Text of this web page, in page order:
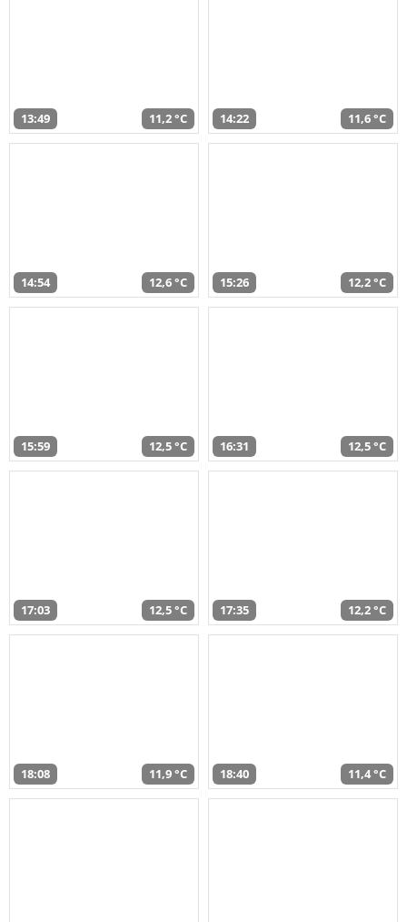
13:49 11,2 °C 14:22 11,6 °C
14:54 12,6 °C 15:26 12,2 °C
15:59 12,5 °C 16:31 12,5 °C
17:03 12,5 °C 17:35 12,2 °C
18:08 11,9 °C 18:40 11,4 °C